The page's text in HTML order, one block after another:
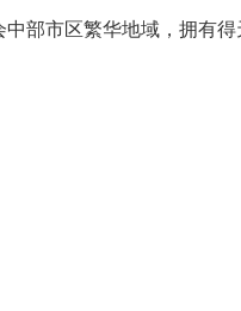
部市区繁华地域，拥有得